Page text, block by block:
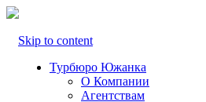
Skip to content
Турбюро Южанка
О Компании
Агентствам